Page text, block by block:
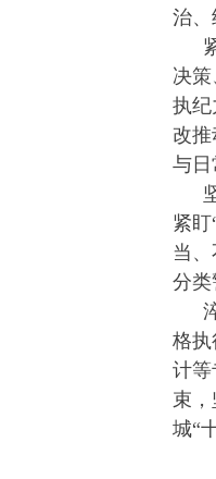
治、
决
执纪
改推
与日
紧
当
分类
格执
计等
束
城“
友